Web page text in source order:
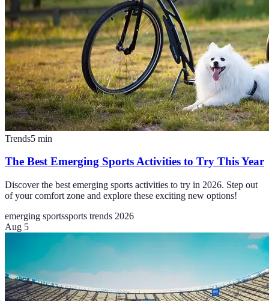
Trends5 min
The Best Emerging Sports Activities to Try This Year
Discover the best emerging sports activities to try in 2026. Step out
of your comfort zone and explore these exciting new options!
emerging sportssports trends 2026
Aug 5